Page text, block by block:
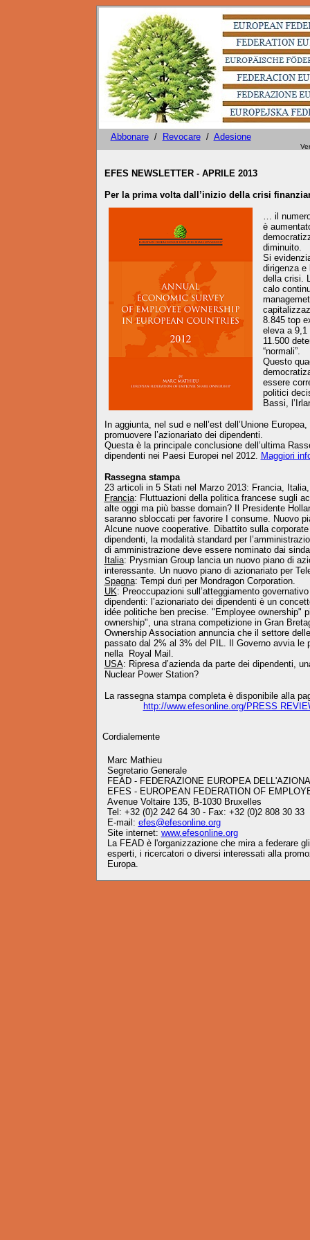
Abbonare/ Revocare/ Adesione
Versione italiana a cura Guido
EFES NEWSLETTER - APRILE 2013
Per la prima volta dall’inizio della crisi
… il
è
diminuito.
Si
dirigenza e
della crisi.
calo
8.845 top
eleva a 9,1
11.500
“normali”.
Questo
essere
politici
Bassi,
In aggiunta, nel sud e nell’est dell’Unione
promuovere l’azionariato dei dipendenti.
Questa è la principale conclusione dell’ultima
dipendenti nei Paesi Europei nel 2012. Maggiori
Rassegna stampa
23 articoli in 5 Stati nel Marzo 2013: Francia,
Francia: Fluttuazioni della politica francese sugli
alte oggi ma più basse domain? Il Presidente
saranno sbloccati per favorire I consume. Nuovo
Alcune nuove cooperative. Dibattito sulla
dipendenti, la modalità standard per
di amministrazione deve essere nominato dai
Italia: Prysmian Group lancia un nuovo piano di
interessante. Un nuovo piano di azionariato per
Spagna: Tempi duri per Mondragon Corporation.
UK: Preoccupazioni sull’atteggiamento
dipendenti: l’azionariato dei dipendenti è un
idée politiche ben precise. "Employee ownership"
ownership", una strana competizione in Gran
Ownership Association annuncia che il settore
passato dal 2% al 3% del PIL. Il Governo avvia le
nella Royal Mail.
USA: Ripresa d’azienda da parte dei dipendenti,
Nuclear Power Station?
La rassegna stampa completa è disponibile alla
http://www.efesonline.org/PRESS
Cordialemente
Marc Mathieu
Segretario Generale
FEAD - FEDERAZIONE EUROPEA
EFES - EUROPEAN FEDERATION OF
Avenue Voltaire 135, B-1030 Bruxelles
Tel: +32 (0)2 242 64 30 - Fax: +32 (0)2 808 30 33
E-mail: efes@efesonline.org
Site internet: www.efesonline.org
La FEAD è l'organizzazione che mira a federare
esperti, i ricercatori o diversi interessati alla
Europa.